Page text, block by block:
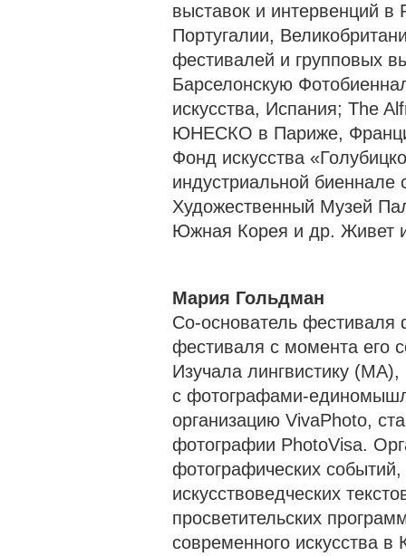
выставок и интервенций
Португалии,
фестивалей и групповых
Барселонскую
искусства, Испания; The
ЮНЕСКО в Париже,
Фонд искусства
индустриальной биеннале
Художественный Музей
Южная Корея и др. Живет
Мария Гольдман
Со-основатель фестиваля
фестиваля с момента его
Изучала лингвистику
с фотографами-
организацию VivaPhoto,
фотографии PhotoVisa.
фотографических
искусствоведческих
просветительских
современного искусства